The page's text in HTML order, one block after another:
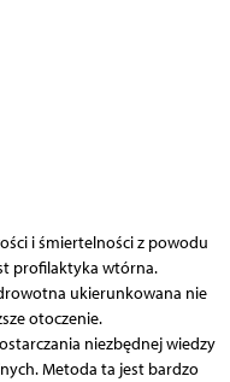
i śmiertelności z powodu
profilaktyka wtórna.
ukierunkowana nie
otoczenie.
niezbędnej wiedzy
Metoda ta jest bardzo